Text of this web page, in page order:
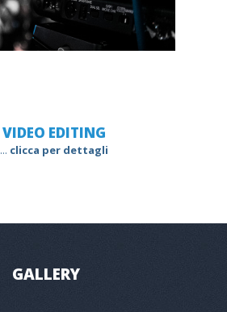
VIDEO EDITING
... clicca per dettagli
GALLERY